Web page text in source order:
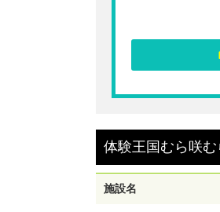
☆体験王国むら咲む
です。
継がれてきた妖怪た
17:30～22:00（最
ご注意ください。
※チケット売り場で
体験王国むら咲む
施設名